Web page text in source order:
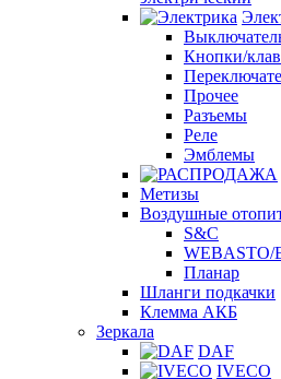
Кнопки/
Прочее
Разъемы
Реле
Эмблемы
Метизы
Воздушные
S&C
WEBASTO/
Планар
Шланги подкачки
Клемма АКБ
Зеркала
DAF
IVECO